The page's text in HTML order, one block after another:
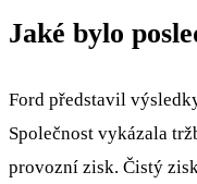
Jaké bylo
Ford představil
Společnost vykázala
provozní zisk. Čistý